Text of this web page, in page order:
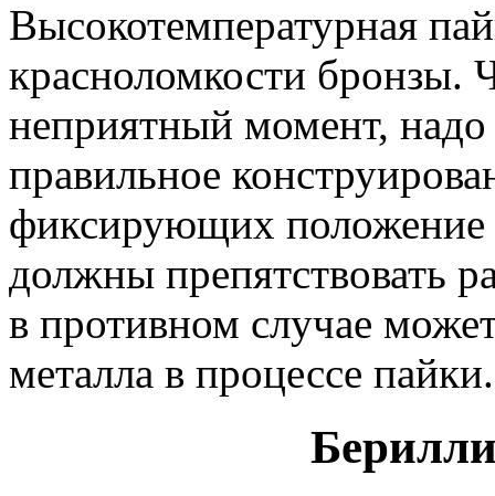
Высокотемпературная
красноломкости бронзы.
неприятный момент,
правильное
фиксирующих положение
должны препятствовать
в противном случае
металла в процессе пайки.